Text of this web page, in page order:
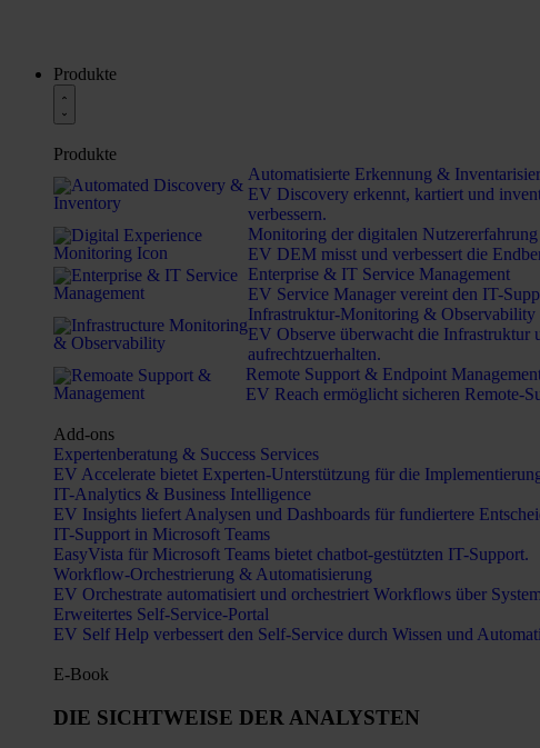
Produkte
Produkte
Automatisierte Erkennung &
EV Discovery erkennt, kartiert und
verbessern.
Monitoring der digitalen Nutzererfahrung
EV DEM misst und verbessert die
Enterprise & IT Service Management
EV Service Manager vereint den IT-
Infrastruktur-Monitoring & Observability
EV Observe überwacht die Infrastruktur
aufrechtzuerhalten.
Remote Support & Endpoint
EV Reach ermöglicht sicheren Remote-
Add-ons
Expertenberatung & Success Services
EV Accelerate bietet Experten-Unterstützung für die
IT-Analytics & Business Intelligence
EV Insights liefert Analysen und Dashboards für fundiertere
IT-Support in Microsoft Teams
EasyVista für Microsoft Teams bietet chatbot-gestützten IT-Support.
Workflow-Orchestrierung & Automatisierung
EV Orchestrate automatisiert und orchestriert Workflows über
Erweitertes Self-Service-Portal
EV Self Help verbessert den Self-Service durch Wissen und
E-Book
DIE SICHTWEISE DER ANALYSTEN